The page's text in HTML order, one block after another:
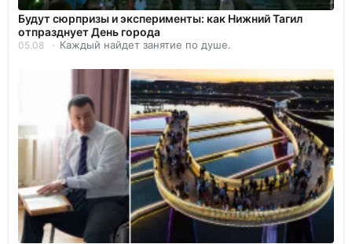
Будут сюрпризы и эксперименты: как Нижний Тагил
отпразднует День города
05.08 Каждый найдет занятие по душе.